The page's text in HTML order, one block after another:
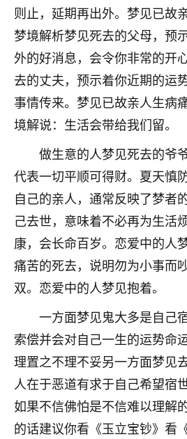
则止，延期再出外。梦见已故
梦境解析梦见死去的父母，预
外的好消息，会令你非常的开
去的丈夫，预示着你近期的运
事情传来。梦见已故亲人生病
境解说：生活会带给我们留。
做生意的人梦见死去的爷
代表一切平顺可得财。夏天慎
自己的亲人，通常反映了梦者
己去世，意味着不必再为生活
康，会长命百岁。恋爱中的人
痛苦的死去，说明勿为小事而
双。恋爱中的人梦见抱着。
一方面梦见鬼大多是自己
索偿并会对自己一生的运势命
理置之不理不妥另一方面梦见
人在于恶道有求于自己希望宿
如果不信佛怕是不信难以理解
的话建议你看《玉立宝钞》看
鹿森：是的，其实跟老
触，首先就是心态会变
不由人！
1天前 来自四川
金白水清
我也想找老师看看，有没有
鹿森：慧来老师微信：
1天前 来自江西
青春168
我也想要，我也想要！
2天前 来自山西
Jessica李
老师做不做超度法事？我想
刚去世了。
七零老顽童：我母亲前年
做梦梦见她，后来也是朋
师，安排了超度法事，做
了，一开始是半信半疑
超度，现在看来，人不信